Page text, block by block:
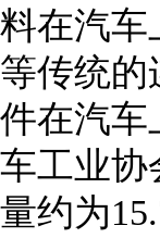
料在汽车
等传统的
件在汽车
车工业协
量约为